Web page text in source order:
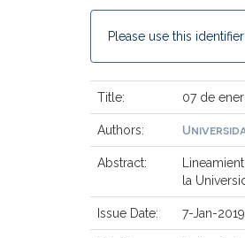
Please use this
Title: 07 de
Authors:
Abstract:
la
Issue Date: 7-Jan-2019